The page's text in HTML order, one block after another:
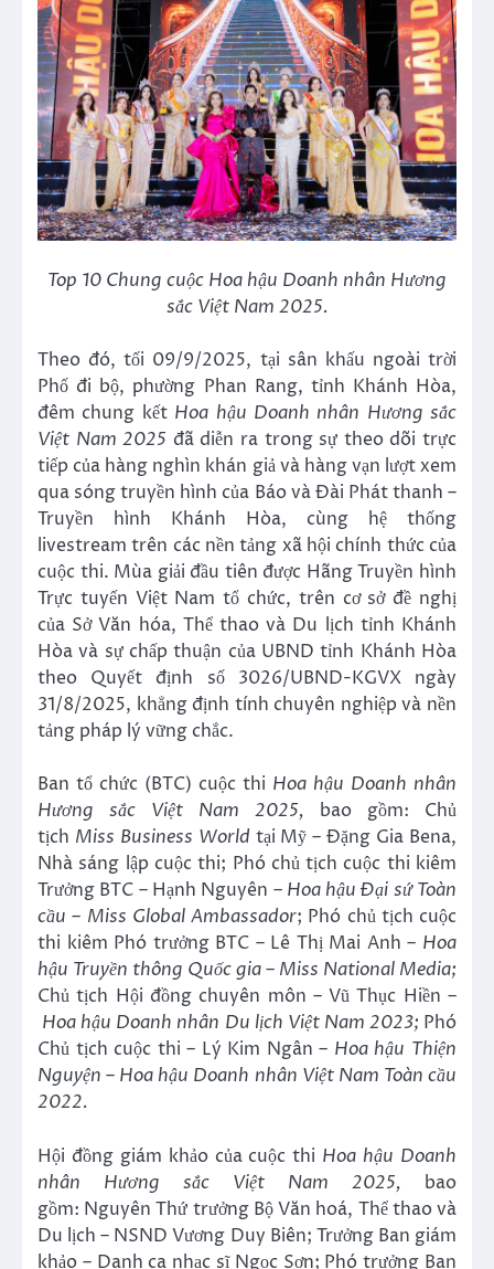
Top 10 Chung cuộc Hoa hậu Doanh nhân Hương
sắc Việt Nam 2025.
Theo đó, tối 09/9/2025, tại sân khấu ngoài trời
Phố đi bộ, phường Phan Rang, tỉnh Khánh Hòa,
đêm chung kết Hoa hậu Doanh nhân Hương sắc
Việt Nam 2025 đã diễn ra trong sự theo dõi trực
tiếp của hàng nghìn khán giả và hàng vạn lượt xem
qua sóng truyền hình của Báo và Đài Phát thanh –
Truyền hình Khánh Hòa, cùng hệ thống
livestream trên các nền tảng xã hội chính thức của
cuộc thi. Mùa giải đầu tiên được Hãng Truyền hình
Trực tuyến Việt Nam tổ chức, trên cơ sở đề nghị
của Sở Văn hóa, Thể thao và Du lịch tỉnh Khánh
Hòa và sự chấp thuận của UBND tỉnh Khánh Hòa
theo Quyết định số 3026/UBND-KGVX ngày
31/8/2025, khẳng định tính chuyên nghiệp và nền
tảng pháp lý vững chắc.
Ban tổ chức (BTC) cuộc thi Hoa hậu Doanh nhân
Hương sắc Việt Nam 2025, bao gồm:
Chủ
tịch Miss Business World tại Mỹ– Đặng Gia Bena,
Nhà sáng lập cuộc thi; Phó chủ tịch cuộc thi kiêm
Trưởng BTC – Hạnh Nguyên – Hoa hậu Đại sứ Toàn
cầu – Miss Global Ambassador; Phó chủ tịch cuộc
thi kiêm Phó trưởng BTC – Lê Thị Mai Anh– Hoa
hậu Truyền thông Quốc gia – Miss National Media;
Chủ tịch Hội đồng chuyên môn – Vũ Thục Hiền –
Hoa hậu Doanh nhân Du lịch Việt Nam 2023; Phó
Chủ tịch cuộc thi – Lý Kim Ngân – Hoa hậu Thiện
Nguyện– Hoa hậu Doanh nhân Việt Nam Toàn cầu
2022.
Hội đồng giám khảo của cuộc thi Hoa hậu Doanh
nhân Hương sắc Việt Nam 2025, bao
gồm: Nguyên Thứ trưởng Bộ Văn hoá, Thể thao và
Du lịch – NSND Vương Duy Biên; Trưởng Ban giám
khảo – Danh ca nhạc sĩ Ngọc Sơn; Phó trưởng Ban